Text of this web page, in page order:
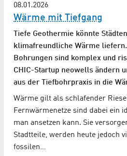
08.01.2026
Wärme mit Tiefgang
Tiefe Geothermie könnte
klimafreundliche Wärme
Bohrungen sind komplex und
CHIC-Startup neowells ändern
aus der Tiefbohrpraxis in die
Wärme gilt als schlafender
Fernwärmenetze sind dabei ein
man ansetzen kann. Sie
Stadtteile, werden heute jedoch
fossilen…